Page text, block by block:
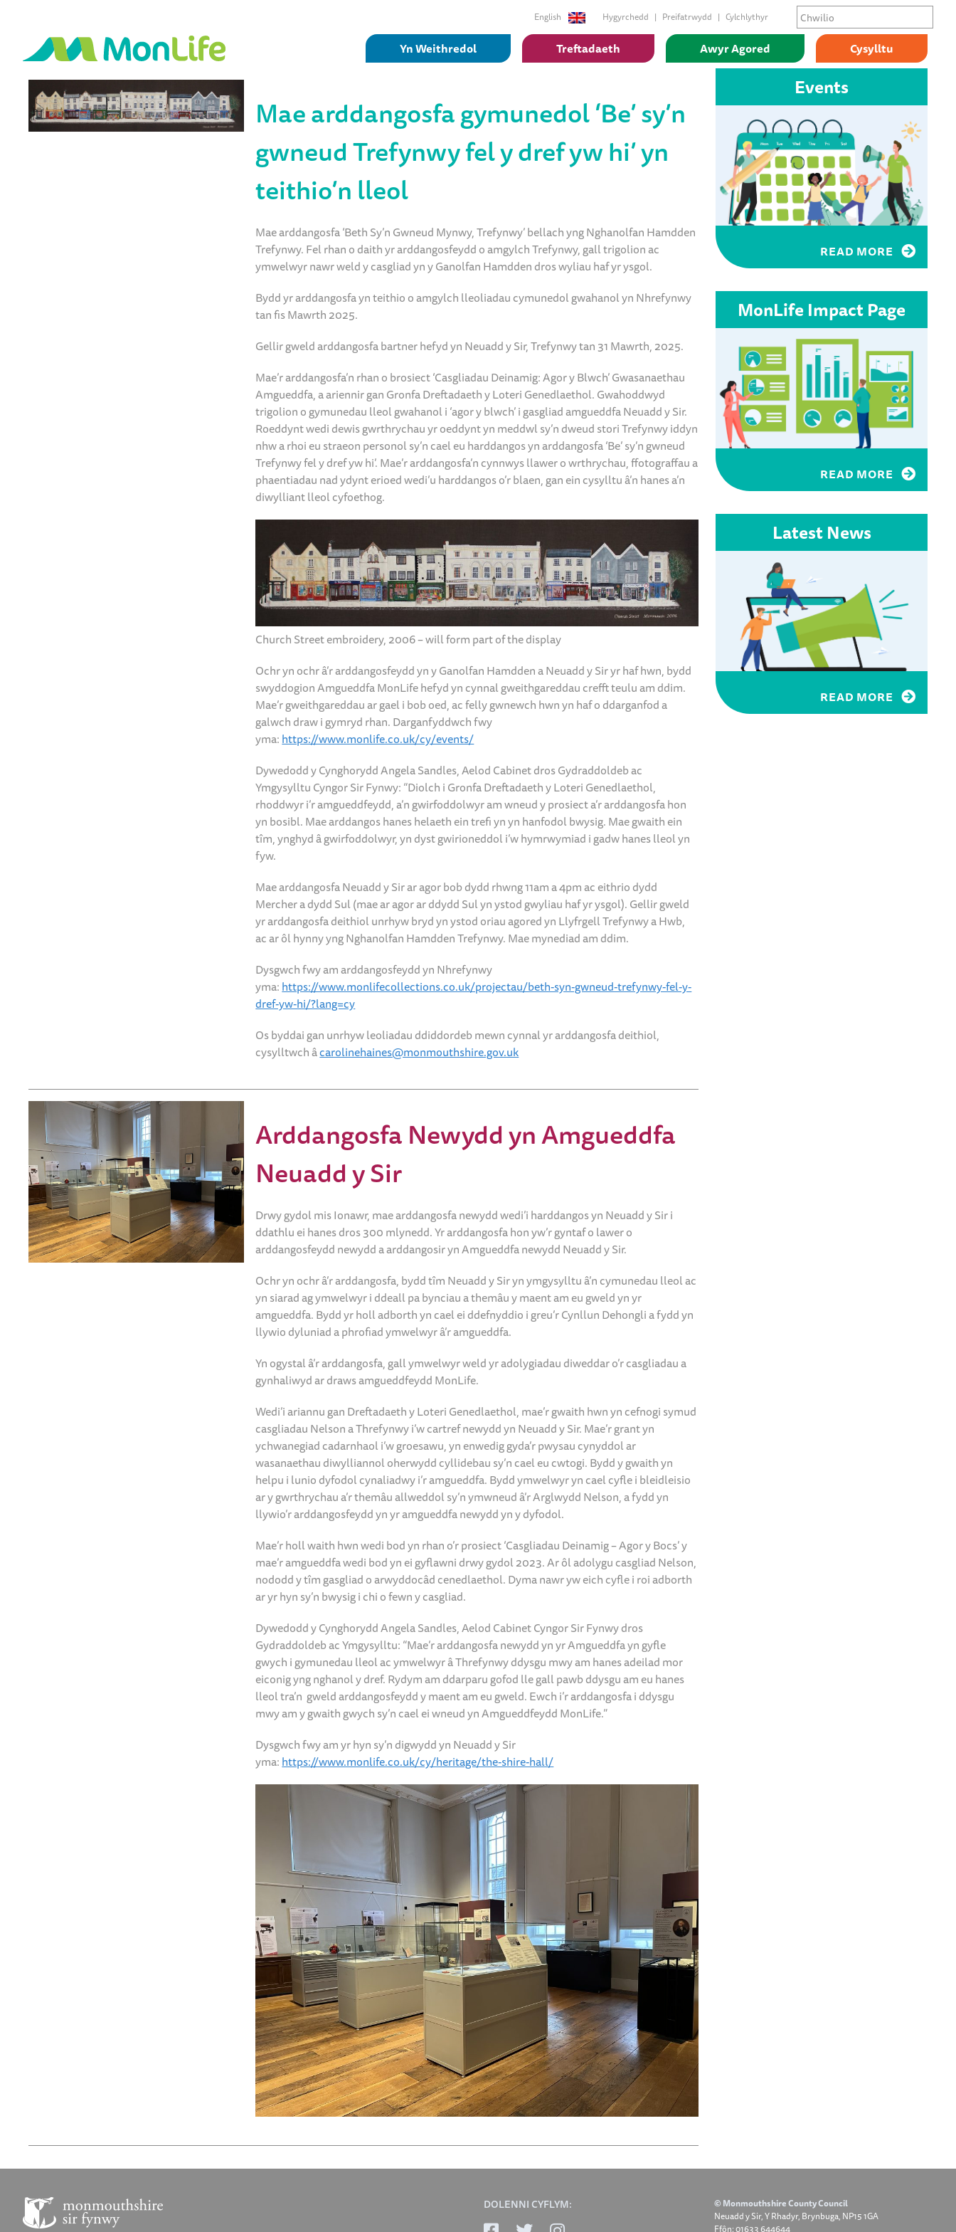
English Hygyrchedd Preifatrwydd Cylchlythyr
Yn Weithredol Treftadaeth Awyr Agored Cysylltu
Mae arddangosfa gymunedol ‘Be’ sy’n
gwneud Trefynwy fel y dref yw hi’ yn
teithio’n lleol
Mae arddangosfa ‘Beth Sy’n Gwneud Mynwy, Trefynwy’ bellach yng Nghanolfan Hamdden
Trefynwy. Fel rhan o daith yr arddangosfeydd o amgylch Trefynwy, gall trigolion ac
ymwelwyr nawr weld y casgliad yn y Ganolfan Hamdden dros wyliau haf yr ysgol.
Bydd yr arddangosfa yn teithio o amgylch lleoliadau cymunedol gwahanol yn Nhrefynwy
tan fis Mawrth 2025.
Gellir gweld arddangosfa bartner hefyd yn Neuadd y Sir, Trefynwy tan 31 Mawrth, 2025.
Mae’r arddangosfa’n rhan o brosiect ‘Casgliadau Deinamig: Agor y Blwch’ Gwasanaethau
Amgueddfa, a ariennir gan Gronfa Dreftadaeth y Loteri Genedlaethol. Gwahoddwyd
trigolion o gymunedau lleol gwahanol i ‘agor y blwch’ i gasgliad amgueddfa Neuadd y Sir.
Roeddynt wedi dewis gwrthrychau yr oeddynt yn meddwl sy’n dweud stori Trefynwy iddyn
nhw a rhoi eu straeon personol sy’n cael eu harddangos yn arddangosfa ‘Be’ sy’n gwneud
Trefynwy fel y dref yw hi’. Mae’r arddangosfa’n cynnwys llawer o wrthrychau, ffotograffau a
phaentiadau nad ydynt erioed wedi’u harddangos o’r blaen, gan ein cysylltu â’n hanes a’n
diwylliant lleol cyfoethog.
Church Street embroidery, 2006 – will form part of the display
Ochr yn ochr â’r arddangosfeydd yn y Ganolfan Hamdden a Neuadd y Sir yr haf hwn, bydd
swyddogion Amgueddfa MonLife hefyd yn cynnal gweithgareddau crefft teulu am ddim.
Mae’r gweithgareddau ar gael i bob oed, ac felly gwnewch hwn yn haf o ddarganfod a
galwch draw i gymryd rhan. Darganfyddwch fwy
yma:https://www.monlife.co.uk/cy/events/
Dywedodd y Cynghorydd Angela Sandles, Aelod Cabinet dros Gydraddoldeb ac
Ymgysylltu Cyngor Sir Fynwy: “Diolch i Gronfa Dreftadaeth y Loteri Genedlaethol,
rhoddwyr i’r amgueddfeydd, a’n gwirfoddolwyr am wneud y prosiect a’r arddangosfa hon
yn bosibl. Mae arddangos hanes helaeth ein trefi yn yn hanfodol bwysig. Mae gwaith ein
tîm, ynghyd â gwirfoddolwyr, yn dyst gwirioneddol i’w hymrwymiad i gadw hanes lleol yn
fyw.
Mae arddangosfa Neuadd y Sir ar agor bob dydd rhwng 11am a 4pm ac eithrio dydd
Mercher a dydd Sul (mae ar agor ar ddydd Sul yn ystod gwyliau haf yr ysgol). Gellir gweld
yr arddangosfa deithiol unrhyw bryd yn ystod oriau agored yn Llyfrgell Trefynwy a Hwb,
ac ar ôl hynny yng Nghanolfan Hamdden Trefynwy. Mae mynediad am ddim.
Dysgwch fwy am arddangosfeydd yn Nhrefynwy
yma:https://www.monlifecollections.co.uk/projectau/beth-syn-gwneud-trefynwy-fel-y-
dref-yw-hi/?lang=cy
Os byddai gan unrhyw leoliadau ddiddordeb mewn cynnal yr arddangosfa deithiol,
cysylltwch âcarolinehaines@monmouthshire.gov.uk
Arddangosfa Newydd yn Amgueddfa
Neuadd y Sir
Drwy gydol mis Ionawr, mae arddangosfa newydd wedi’i harddangos yn Neuadd y Sir i
ddathlu ei hanes dros 300 mlynedd. Yr arddangosfa hon yw’r gyntaf o lawer o
arddangosfeydd newydd a arddangosir yn Amgueddfa newydd Neuadd y Sir.
Ochr yn ochr â’r arddangosfa, bydd tîm Neuadd y Sir yn ymgysylltu â’n cymunedau lleol ac
yn siarad ag ymwelwyr i ddeall pa bynciau a themâu y maent am eu gweld yn yr
amgueddfa. Bydd yr holl adborth yn cael ei ddefnyddio i greu’r Cynllun Dehongli a fydd yn
llywio dyluniad a phrofiad ymwelwyr â’r amgueddfa.
Yn ogystal â’r arddangosfa, gall ymwelwyr weld yr adolygiadau diweddar o’r casgliadau a
gynhaliwyd ar draws amgueddfeydd MonLife.
Wedi’i ariannu gan Dreftadaeth y Loteri Genedlaethol, mae’r gwaith hwn yn cefnogi symud
casgliadau Nelson a Threfynwy i’w cartref newydd yn Neuadd y Sir. Mae’r grant yn
ychwanegiad cadarnhaol i’w groesawu, yn enwedig gyda’r pwysau cynyddol ar
wasanaethau diwylliannol oherwydd cyllidebau sy’n cael eu cwtogi. Bydd y gwaith yn
helpu i lunio dyfodol cynaliadwy i’r amgueddfa. Bydd ymwelwyr yn cael cyfle i bleidleisio
ar y gwrthrychau a’r themâu allweddol sy’n ymwneud â’r Arglwydd Nelson, a fydd yn
llywio’r arddangosfeydd yn yr amgueddfa newydd yn y dyfodol.
Mae’r holl waith hwn wedi bod yn rhan o’r prosiect ‘Casgliadau Deinamig – Agor y Bocs’ y
mae’r amgueddfa wedi bod yn ei gyflawni drwy gydol 2023. Ar ôl adolygu casgliad Nelson,
nododd y tîm gasgliad o arwyddocâd cenedlaethol. Dyma nawr yw eich cyfle i roi adborth
ar yr hyn sy’n bwysig i chi o fewn y casgliad.
Dywedodd y Cynghorydd Angela Sandles, Aelod Cabinet Cyngor Sir Fynwy dros
Gydraddoldeb ac Ymgysylltu: “Mae’r arddangosfa newydd yn yr Amgueddfa yn gyfle
gwych i gymunedau lleol ac ymwelwyr â Threfynwy ddysgu mwy am hanes adeilad mor
eiconig yng nghanol y dref. Rydym am ddarparu gofod lle gall pawb ddysgu am eu hanes
lleol tra’n gweld arddangosfeydd y maent am eu gweld. Ewch i’r arddangosfa i ddysgu
mwy am y gwaith gwych sy’n cael ei wneud yn Amgueddfeydd MonLife.”
Dysgwch fwy am yr hyn sy’n digwydd yn Neuadd y Sir
yma:https://www.monlife.co.uk/cy/heritage/the-shire-hall/
Events
READ MORE
MonLife Impact Page
READ MORE
Latest News
READ MORE
DOLENNI CYFLYM:
© Monmouthshire County Council
Neuadd y Sir, Y Rhadyr, Brynbuga, NP15 1GA
Ffôn: 01633 644644